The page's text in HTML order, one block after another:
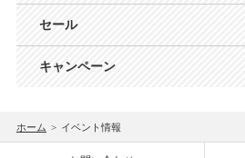
セール
キャンペーン
ホーム > イベント情報